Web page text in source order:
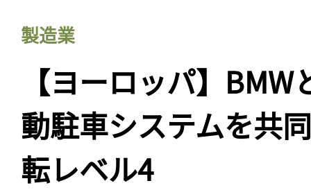
製造業
【ヨーロッパ】
動駐車システムを共
転レベル4